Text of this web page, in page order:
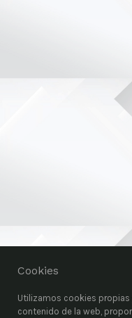
Cookies
Utilizamos cookies propias
contenido de la web,